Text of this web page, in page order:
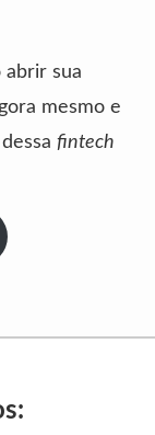
abrir sua
mesmo e
fintech